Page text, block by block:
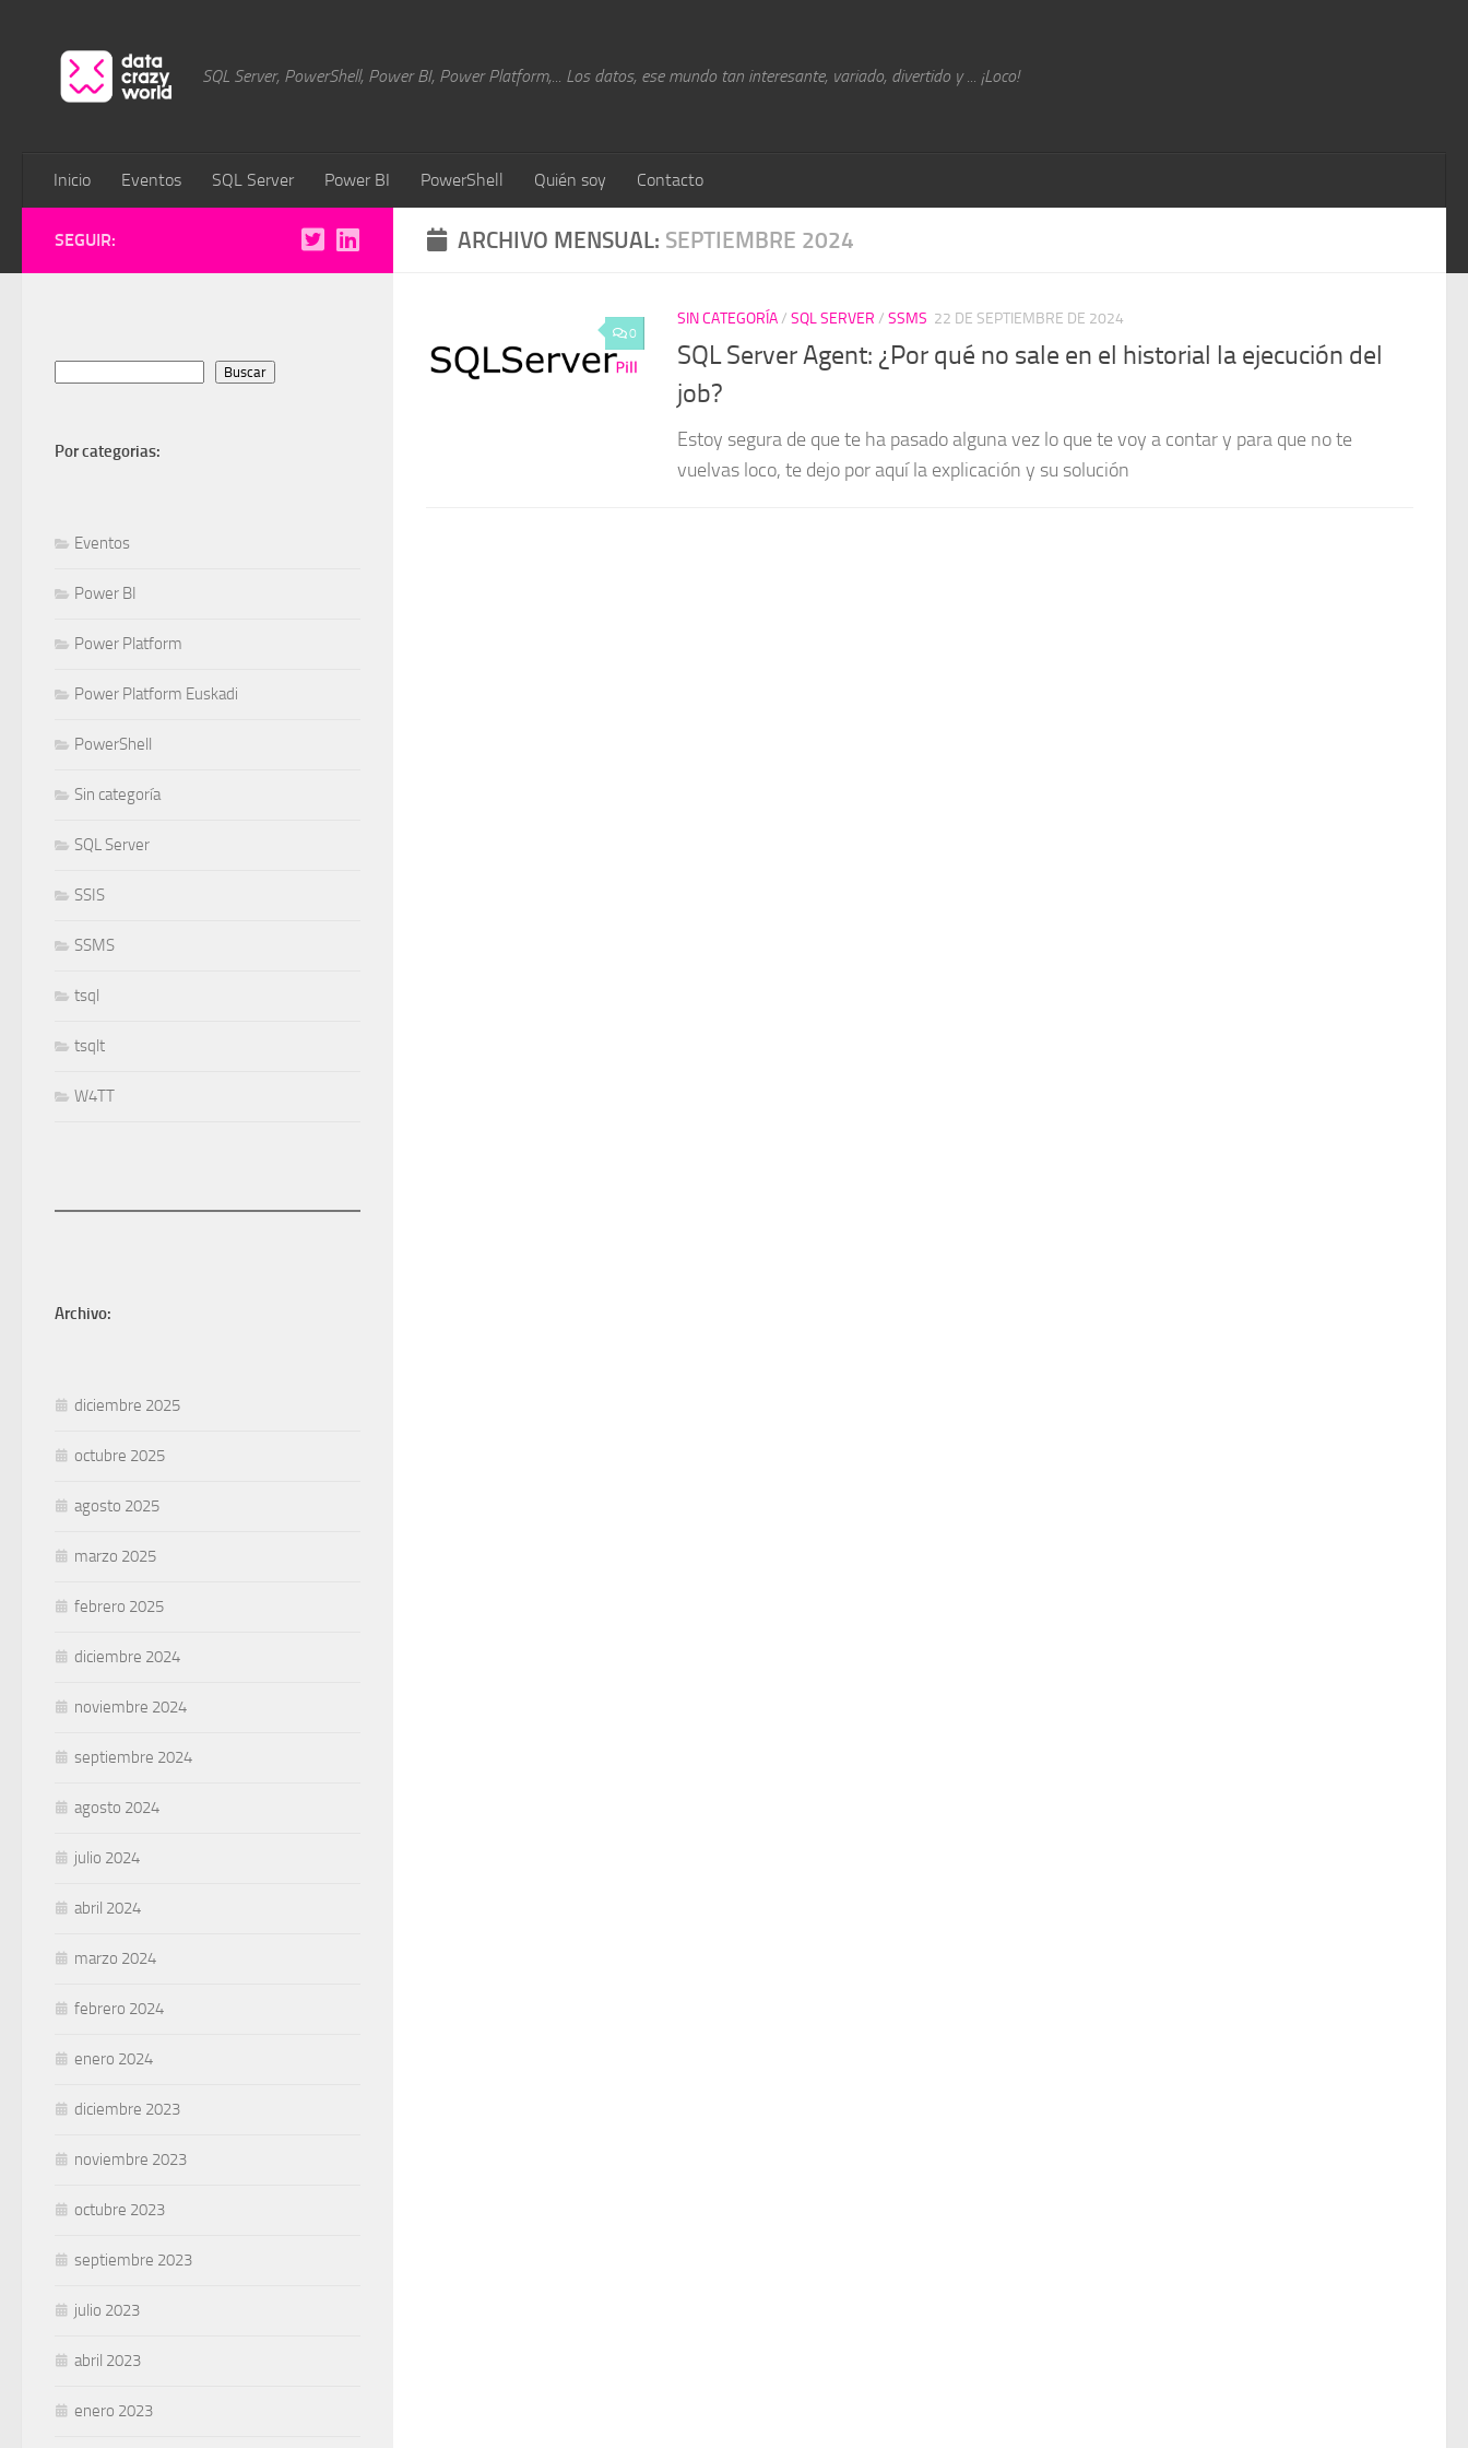
SQL Server, PowerShell, Power BI, Power Platform,... Los datos, ese mundo tan interesante, variado, divertido y ... ¡Loco!
Inicio Eventos SQL Server Power BI PowerShell Quién soy Contacto
ARCHIVO MENSUAL: SEPTIEMBRE 2024
0
SIN CATEGORÍA/ SQL SERVER / SSMS 22 DE SEPTIEMBRE DE 2024
SQL Server Agent: ¿Por qué no sale en el historial la ejecución del
job?
Estoy segura de que te ha pasado alguna vez lo que te voy a contar y para que no te
vuelvas loco, te dejo por aquí la explicación y su solución
SEGUIR:
Buscar
Por categorias:
Eventos
Power BI
Power Platform
Power Platform Euskadi
PowerShell
Sin categoría
SQL Server
SSIS
SSMS
tsql
tsqlt
W4TT
Archivo:
diciembre 2025
octubre 2025
agosto 2025
marzo 2025
febrero 2025
diciembre 2024
noviembre 2024
septiembre 2024
agosto 2024
julio 2024
abril 2024
marzo 2024
febrero 2024
enero 2024
diciembre 2023
noviembre 2023
octubre 2023
septiembre 2023
julio 2023
abril 2023
enero 2023